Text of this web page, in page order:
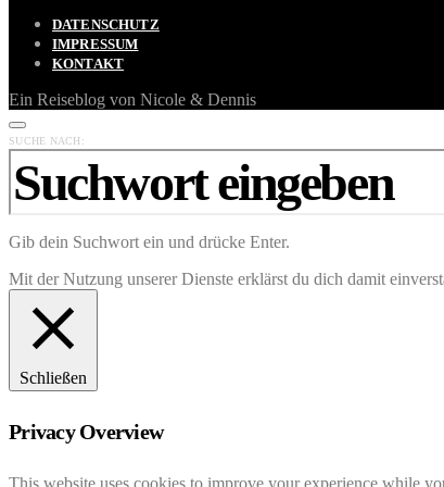
DATENSCHUTZ
IMPRESSUM
KONTAKT
Ein Reiseblog von Nicole & Dennis
SUCHE NACH:
Gib dein Suchwort ein und drücke Enter.
Mit der Nutzung unserer Dienste erklärst du dich damit
Schließen
Privacy Overview
This website uses cookies to improve your experience while